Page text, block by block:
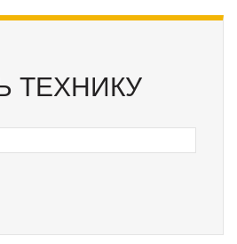
ТЕХНИКУ